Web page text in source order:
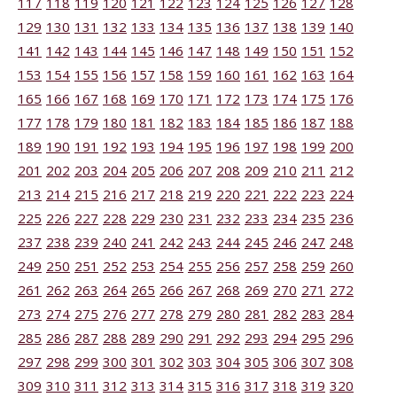
129 130 131 132 133 134 135 136 137 138 139 140
141 142 143 144 145 146 147 148 149 150 151 152
153 154 155 156 157 158 159 160 161 162 163 164
165 166 167 168 169 170 171 172 173 174 175 176
177 178 179 180 181 182 183 184 185 186 187 188
189 190 191 192 193 194 195 196 197 198 199 200
201 202 203 204 205 206 207 208 209 210 211 212
213 214 215 216 217 218 219 220 221 222 223 224
225 226 227 228 229 230 231 232 233 234 235 236
237 238 239 240 241 242 243 244 245 246 247 248
249 250 251 252 253 254 255 256 257 258 259 260
261 262 263 264 265 266 267 268 269 270 271 272
273 274 275 276 277 278 279 280 281 282 283 284
285 286 287 288 289 290 291 292 293 294 295 296
297 298 299 300 301 302 303 304 305 306 307 308
309 310 311 312 313 314 315 316 317 318 319 320